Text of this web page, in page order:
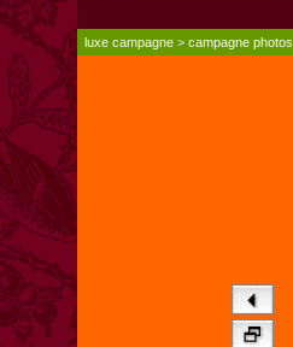
luxe campagne >campagne photos